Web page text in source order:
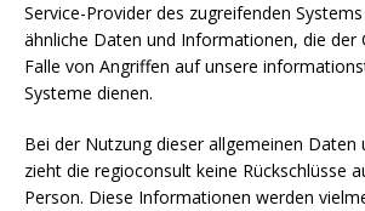
Service-Provider des zugreifenden
ähnliche Daten und Informationen, die der
Falle von Angriffen auf unsere
Systeme dienen.
Bei der Nutzung dieser allgemeinen
zieht die regioconsult keine Rückschlüsse
Person. Diese Informationen werden